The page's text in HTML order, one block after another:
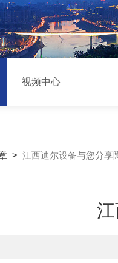
视频中心
> 江西迪尔设备与您分享